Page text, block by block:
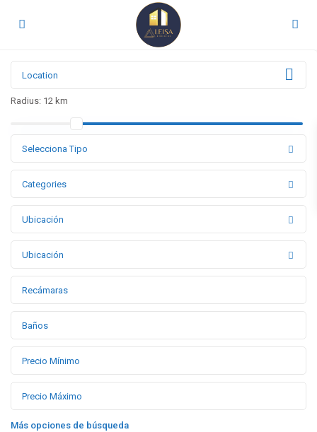
Radius: 12 km
Selecciona Tipo
Categories
Ubicación
Ubicación
Más opciones de búsqueda